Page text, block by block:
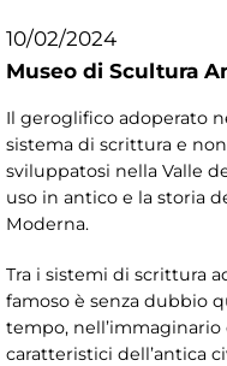
10/02/2024
Museo di Scultura
Il geroglifico adoperato
sistema di scrittura e
sviluppatosi nella Valle
uso in antico e la storia
Moderna.
Tra i sistemi di scrittura
famoso è senza dubbio
tempo,
caratteristici dell’antica